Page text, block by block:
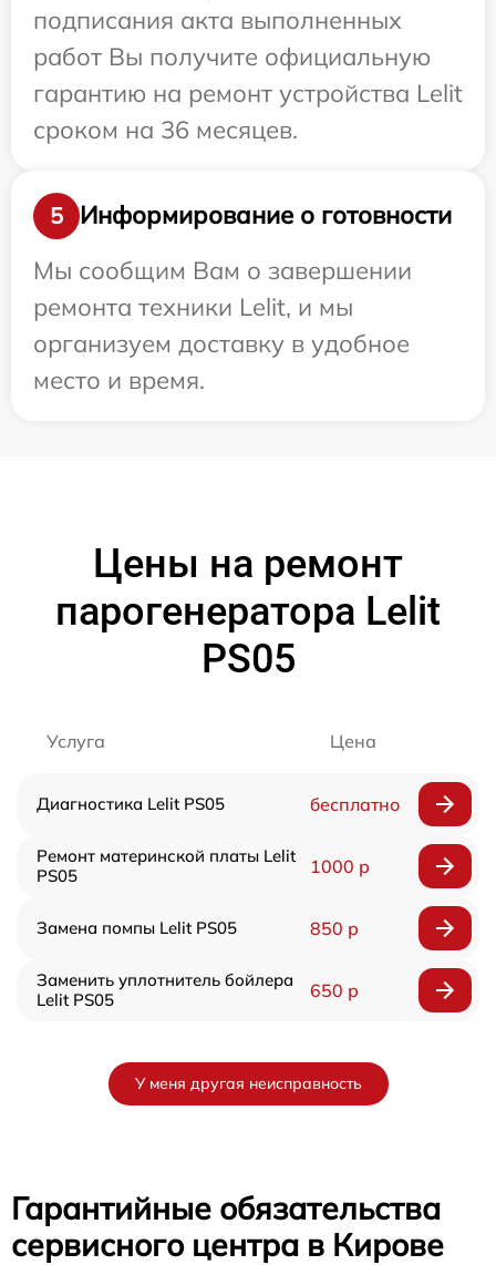
подписания акта выполненных
работ Вы получите официальную
гарантию на ремонт устройства Lelit
сроком на 36 месяцев.
5
Информирование о готовности
Мы сообщим Вам о завершении
ремонта техники Lelit, и мы
организуем доставку в удобное
место и время.
Цены на ремонт
парогенератора Lelit
PS05
Услуга Цена
Диагностика Lelit PS05 бесплатно
Ремонт материнской платы Lelit
PS05
1000 р
Замена помпы Lelit PS05 850 р
Заменить уплотнитель бойлера
Lelit PS05
650 р
У меня другая неисправность
Гарантийные обязательства
сервисного центра в Кирове